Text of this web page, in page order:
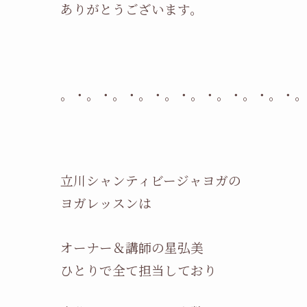
ありがとうございます。
。・。・。・。・。・。・。・。・。・
立川シャンティビージャヨガの
ヨガレッスンは
オーナー＆講師の星弘美
ひとりで全て担当しており